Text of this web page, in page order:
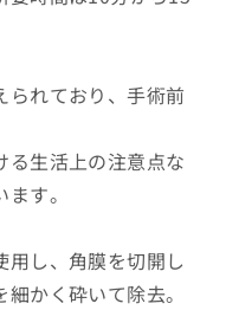
られており、手術前
る生活上の注意点な
す。
用し、角膜を切開し
かく砕いて除去。